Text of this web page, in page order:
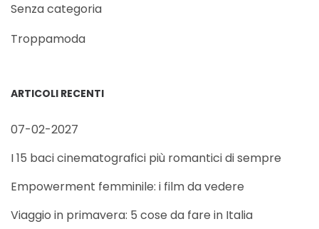
Senza categoria
Troppamoda
ARTICOLI RECENTI
07-02-2027
I 15 baci cinematografici più romantici di sempre
Empowerment femminile: i film da vedere
Viaggio in primavera: 5 cose da fare in Italia